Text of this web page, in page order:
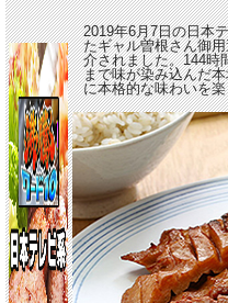
2019年6月7日の日本
たギャル曽根さん御
介されました。144時
まで味が染み込んだ
に本格的な味わいを